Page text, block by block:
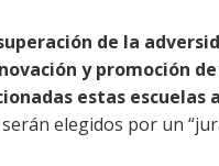
de la
y promoción
estas escuelas
elegidos por un